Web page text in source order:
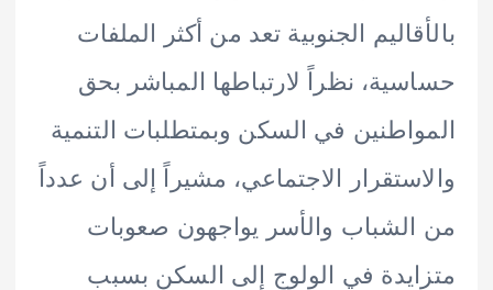
الجنوبية تعد من أكثر الملفات
نظراً لارتباطها المباشر بحق
في السكن وبمتطلبات التنمية
الاجتماعي، مشيراً إلى أن عدداً
والأسر يواجهون صعوبات
في الولوج إلى السكن بسبب